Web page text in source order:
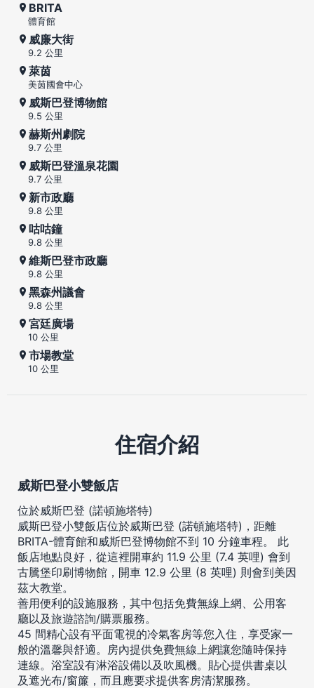
BRITA
體育館
威廉大街
9.2 公里
萊茵
美茵國會中心
威斯巴登博物館
9.5 公里
赫斯州劇院
9.7 公里
威斯巴登溫泉花園
9.7 公里
新市政廳
9.8 公里
咕咕鐘
9.8 公里
維斯巴登市政廳
9.8 公里
黑森州議會
9.8 公里
宮廷廣場
10 公里
市場教堂
10 公里
住宿介紹
威斯巴登小雙飯店
位於威斯巴登 (諾頓施塔特)
威斯巴登小雙飯店位於威斯巴登 (諾頓施塔特)，距離
BRITA-體育館和威斯巴登博物館不到 10 分鐘車程。 此
飯店地點良好，從這裡開車約 11.9 公里 (7.4 英哩) 會到
古騰堡印刷博物館，開車 12.9 公里 (8 英哩) 則會到美因
茲大教堂。
善用便利的設施服務，其中包括免費無線上網、公用客
廳以及旅遊諮詢/購票服務。
45 間精心設有平面電視的冷氣客房等您入住，享受家一
般的溫馨與舒適。房內提供免費無線上網讓您隨時保持
連線。浴室設有淋浴設備以及吹風機。貼心提供書桌以
及遮光布/窗簾，而且應要求提供客房清潔服務。